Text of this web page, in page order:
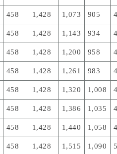
458 1,428 1,073 905
458 1,428 1,143 934
458 1,428 1,200 958
458 1,428 1,261 983
458 1,428 1,320 1,008
458 1,428 1,386 1,035
458 1,428 1,440 1,058
458 1,428 1,515 1,090